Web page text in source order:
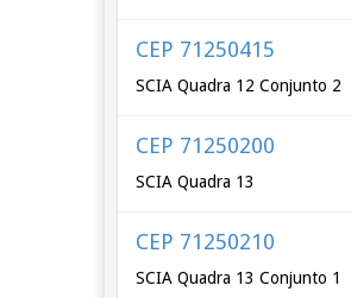
CEP 71250415
SCIA Quadra 12 Conjunto 2
CEP 71250200
SCIA Quadra 13
CEP 71250210
SCIA Quadra 13 Conjunto 1